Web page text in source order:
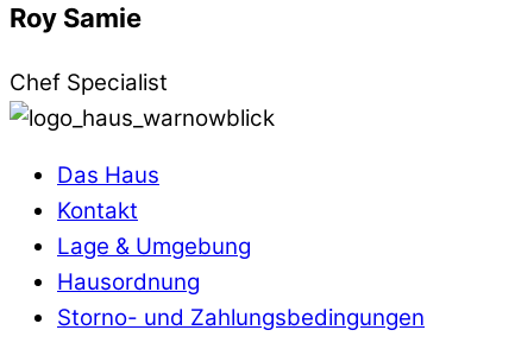
Roy Samie
Chef Specialist
Das Haus
Kontakt
Lage & Umgebung
Hausordnung
Storno- und Zahlungsbedingungen